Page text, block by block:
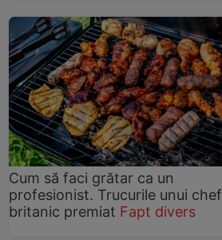
Cum să faci grătar ca un
profesionist. Trucurile unui chef
britanic premiat Fapt divers